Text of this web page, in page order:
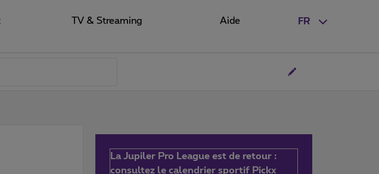
FR
TV & Streaming Aide
La Jupiler Pro League est de retour :
consultez le calendrier sportif Pickx